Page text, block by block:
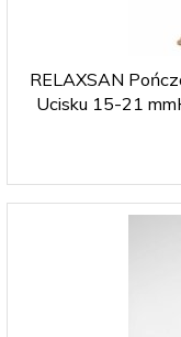
RELAXSAN
Ucisku 15-21